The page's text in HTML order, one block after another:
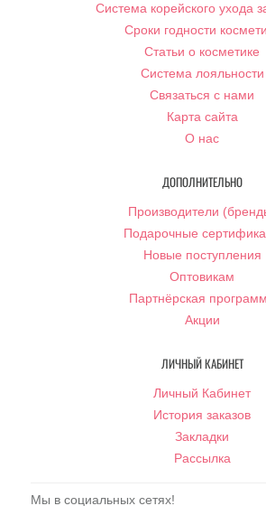
Система корейского ухода
Сроки годности
Статьи о косметике
Система лояльности
Связаться с нами
Карта сайта
О нас
ДОПОЛНИТЕЛЬНО
Производители
Подарочные
Новые поступления
Оптовикам
Партнёрская
Акции
ЛИЧНЫЙ КАБИНЕТ
Личный Кабинет
История заказов
Закладки
Рассылка
Мы в социальных сетях!